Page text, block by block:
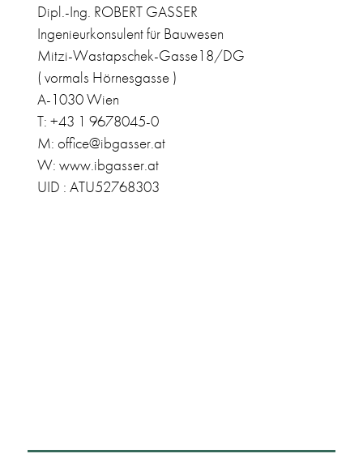
Dipl.-Ing. ROBERT GASSER
Ingenieurkonsulent für Bauwesen
Mitzi-Wastapschek-Gasse18/DG
( vormals Hörnesgasse )
A-1030 Wien
T: +43 1 9678045-0
M: office@ibgasser.at
W: www.ibgasser.at
UID : ATU52768303